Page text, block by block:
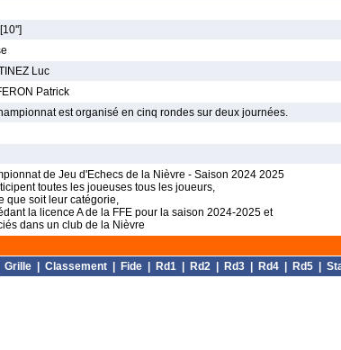
Luc
Patrick
est organisé en cinq rondes sur deux journées.
de Jeu d'Echecs de la Nièvre - Saison 2024 2025
toutes les joueuses tous les joueurs,
que soit leur catégorie,
la licence A de la FFE pour la saison 2024-2025 et
dans un club de la Nièvre
Grille Classement Fide Rd1 Rd2 Rd3 Rd4 Rd5